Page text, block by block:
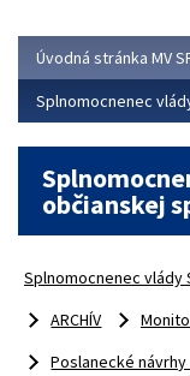
Úvodná stránka MV
Splnomocnenec
občianskej
Splnomocnenec
ARCHÍV
Poslanecké